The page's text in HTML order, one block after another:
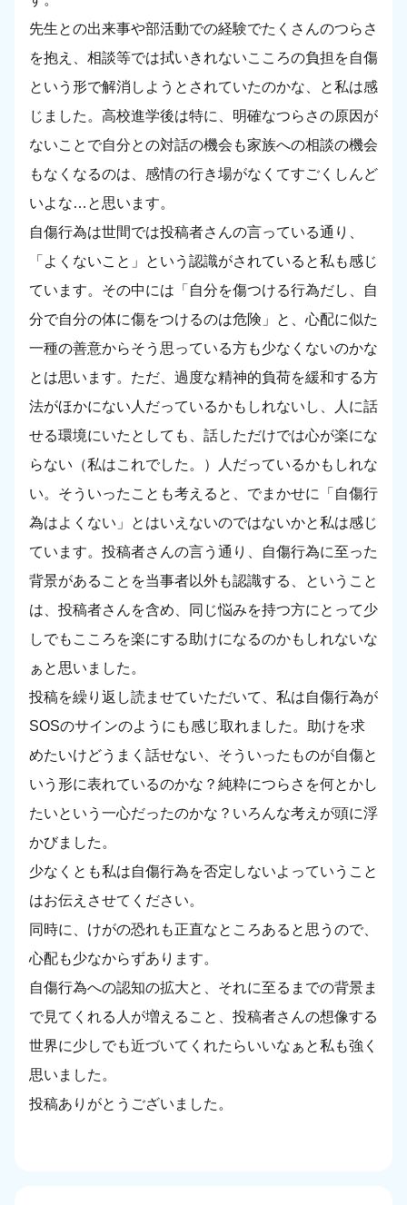
先生との出来事や部活動での経験でたくさんのつらさ
を抱え、相談等では拭いきれないこころの負担を自傷
という形で解消しようとされていたのかな、と私は感
じました。高校進学後は特に、明確なつらさの原因が
ないことで自分との対話の機会も家族への相談の機会
もなくなるのは、感情の行き場がなくてすごくしんど
いよな…と思います。
自傷行為は世間では投稿者さんの言っている通り、
「よくないこと」という認識がされていると私も感じ
ています。その中には「自分を傷つける行為だし、自
分で自分の体に傷をつけるのは危険」と、心配に似た
一種の善意からそう思っている方も少なくないのかな
とは思います。ただ、過度な精神的負荷を緩和する方
法がほかにない人だっているかもしれないし、人に話
せる環境にいたとしても、話しただけでは心が楽にな
らない（私はこれでした。）人だっているかもしれな
い。そういったことも考えると、でまかせに「自傷行
為はよくない」とはいえないのではないかと私は感じ
ています。投稿者さんの言う通り、自傷行為に至った
背景があることを当事者以外も認識する、ということ
は、投稿者さんを含め、同じ悩みを持つ方にとって少
しでもこころを楽にする助けになるのかもしれないな
ぁと思いました。
投稿を繰り返し読ませていただいて、私は自傷行為が
SOSのサインのようにも感じ取れました。助けを求
めたいけどうまく話せない、そういったものが自傷と
いう形に表れているのかな？純粋につらさを何とかし
たいという一心だったのかな？いろんな考えが頭に浮
かびました。
少なくとも私は自傷行為を否定しないよっていうこと
はお伝えさせてください。
同時に、けがの恐れも正直なところあると思うので、
心配も少なからずあります。
自傷行為への認知の拡大と、それに至るまでの背景ま
で見てくれる人が増えること、投稿者さんの想像する
世界に少しでも近づいてくれたらいいなぁと私も強く
思いました。
投稿ありがとうございました。